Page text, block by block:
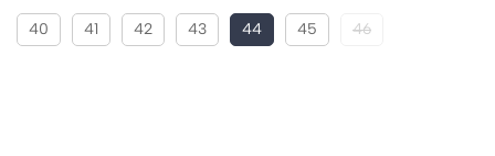
40 41 42 43 44 45 46